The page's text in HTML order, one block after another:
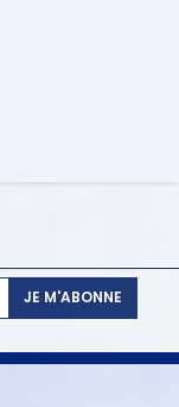
JE M'ABONNE